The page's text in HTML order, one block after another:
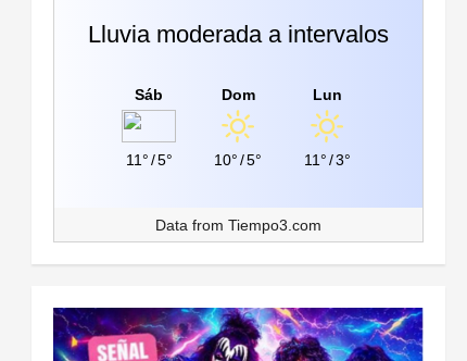
Lluvia moderada a intervalos
Sáb
11°/5°
Dom
10° /5°
Lun
11°/3°
Data from Tiempo3.com